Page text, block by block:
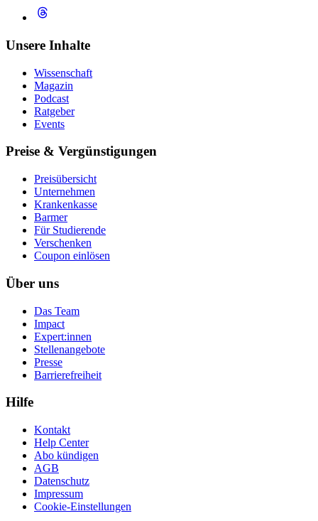
Unsere Inhalte
Wissenschaft
Magazin
Podcast
Ratgeber
Events
Preise & Vergünstigungen
Preisübersicht
Unternehmen
Krankenkasse
Barmer
Für Studierende
Ver­schen­ken
Coupon einlösen
Über uns
Das Team
Impact
Expert:innen
Stellenangebote
Presse
Barrierefreiheit
Hilfe
Kontakt
Help Center
Abo kündigen
AGB
Datenschutz
Impressum
Cookie-Einstellungen